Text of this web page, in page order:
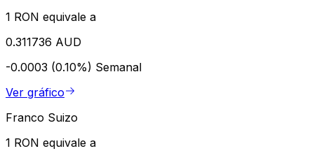
1 RON equivale a
0.311736 AUD
-0.0003 (0.10%) Semanal
Ver gráfico
Franco Suizo
1 RON equivale a